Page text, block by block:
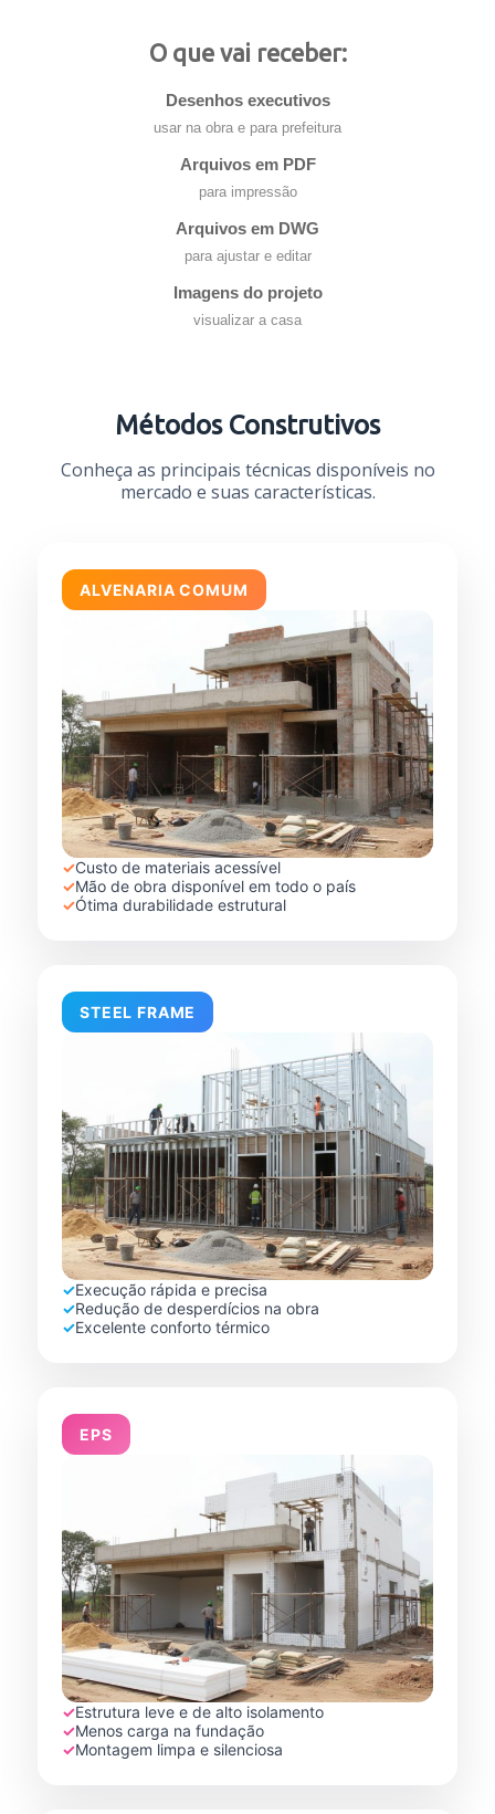
O que vai receber:
Desenhos executivos
usar na obra e para prefeitura
Arquivos em PDF
para impressão
Arquivos em DWG
para ajustar e editar
Imagens do projeto
visualizar a casa
Métodos Construtivos
Conheça as principais técnicas disponíveis no
mercado e suas características.
ALVENARIA COMUM
✓Custo de materiais acessível
✓Mão de obra disponível em todo o país
✓Ótima durabilidade estrutural
STEEL FRAME
✓Execução rápida e precisa
✓Redução de desperdícios na obra
✓Excelente conforto térmico
EPS
✓Estrutura leve e de alto isolamento
✓Menos carga na fundação
✓Montagem limpa e silenciosa